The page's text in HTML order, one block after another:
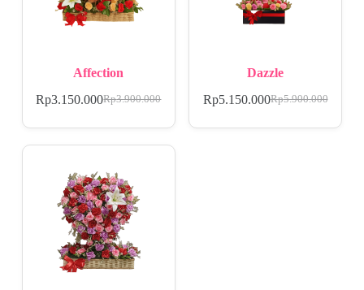
Affection
Rp3.900.000
Rp3.150.000
Dazzle
Rp5.900.000
Rp5.150.000